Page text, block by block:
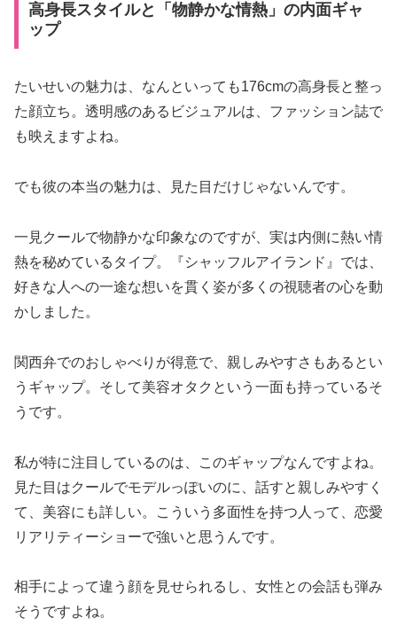
高身長スタイルと「物静かな情熱」の内面ギャ
ップ
たいせいの魅力は、なんといっても176cmの高身長と整っ
た顔立ち。透明感のあるビジュアルは、ファッション誌で
も映えますよね。
でも彼の本当の魅力は、見た目だけじゃないんです。
一見クールで物静かな印象なのですが、実は内側に熱い情
熱を秘めているタイプ。『シャッフルアイランド』では、
好きな人への一途な想いを貫く姿が多くの視聴者の心を動
かしました。
関西弁でのおしゃべりが得意で、親しみやすさもあるとい
うギャップ。そして美容オタクという一面も持っているそ
うです。
私が特に注目しているのは、このギャップなんですよね。
見た目はクールでモデルっぽいのに、話すと親しみやすく
て、美容にも詳しい。こういう多面性を持つ人って、恋愛
リアリティーショーで強いと思うんです。
相手によって違う顔を見せられるし、女性との会話も弾み
そうですよね。